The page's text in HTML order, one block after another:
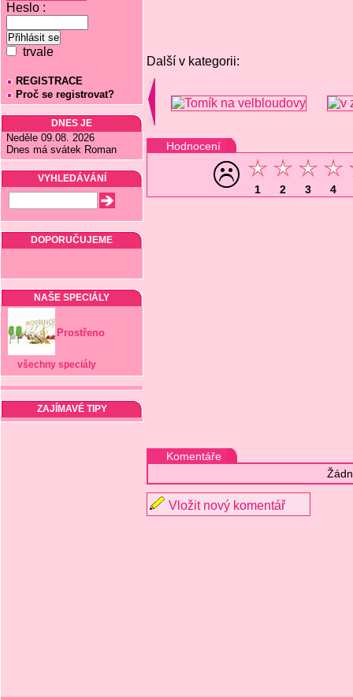
Heslo :
trvale
REGISTRACE
Proč se registrovat?
DNES JE
Neděle 09.08. 2026
Dnes má svátek Roman
VYHLEDÁVÁNÍ
DOPORUČUJEME
NAŠE SPECIÁLY
Prostřeno
všechny speciály
ZAJÍMAVÉ TIPY
Další v kategorii:
Hodnocení
1 2 3 4
Komentáře
Vložit nový komentář